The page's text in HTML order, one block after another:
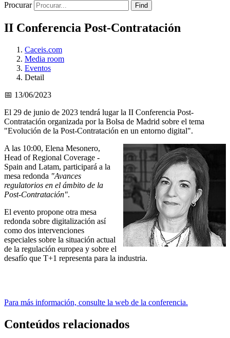
Procurar Find
II Conferencia Post-Contratación
Caceis.com
Media room
Eventos
Detail
📅 13/06/2023
El 29 de junio de 2023 tendrá lugar la II Conferencia Post-
Contratación organizada por la Bolsa de Madrid sobre el tema
"Evolución de la Post-Contratación en un entorno digital".
A las 10:00, Elena Mesonero,
Head of Regional Coverage -
Spain and Latam, participará a la
mesa redonda "Avances
regulatorios en el ámbito de la
Post-Contratación".
El evento propone otra mesa
redonda sobre digitalización así
como dos intervenciones
especiales sobre la situación actual
de la regulación europea y sobre el
desafío que T+1 representa para la industria.
Para más información, consulte la web de la conferencia.
Conteúdos relacionados